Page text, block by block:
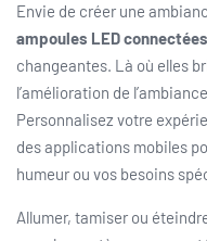
Envie de créer une
ampoules LED connectées
changeantes. Là où elles
l’amélioration de
Personnalisez votre
des applications mobiles
humeur ou vos besoins
Allumer, tamiser ou